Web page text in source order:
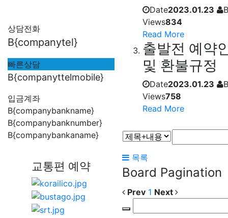
상담전화
B{companytel}
빠른상담
B{companyttelmobile}
입금계좌
B{companybankname}
B{companybanknumber}
B{companybankaname}
교통편 예약
Date2023.01.23
Views834
Read More
출발전 예약
및 환불규정
Date2023.01.23
Views758
Read More
목록
Board Pagination
Prev 1 Next